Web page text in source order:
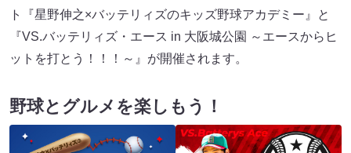
ト『星野伸之×バッテリィズのキッズ野球アカデミー』と
『VS.バッテリィズ・エース in 大阪城公園 ～エースからヒ
ットを打とう！！！～』が開催されます。
野球とグルメを楽しもう！